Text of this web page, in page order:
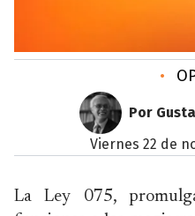
•
Por
viernes 22 de
La Ley 075,